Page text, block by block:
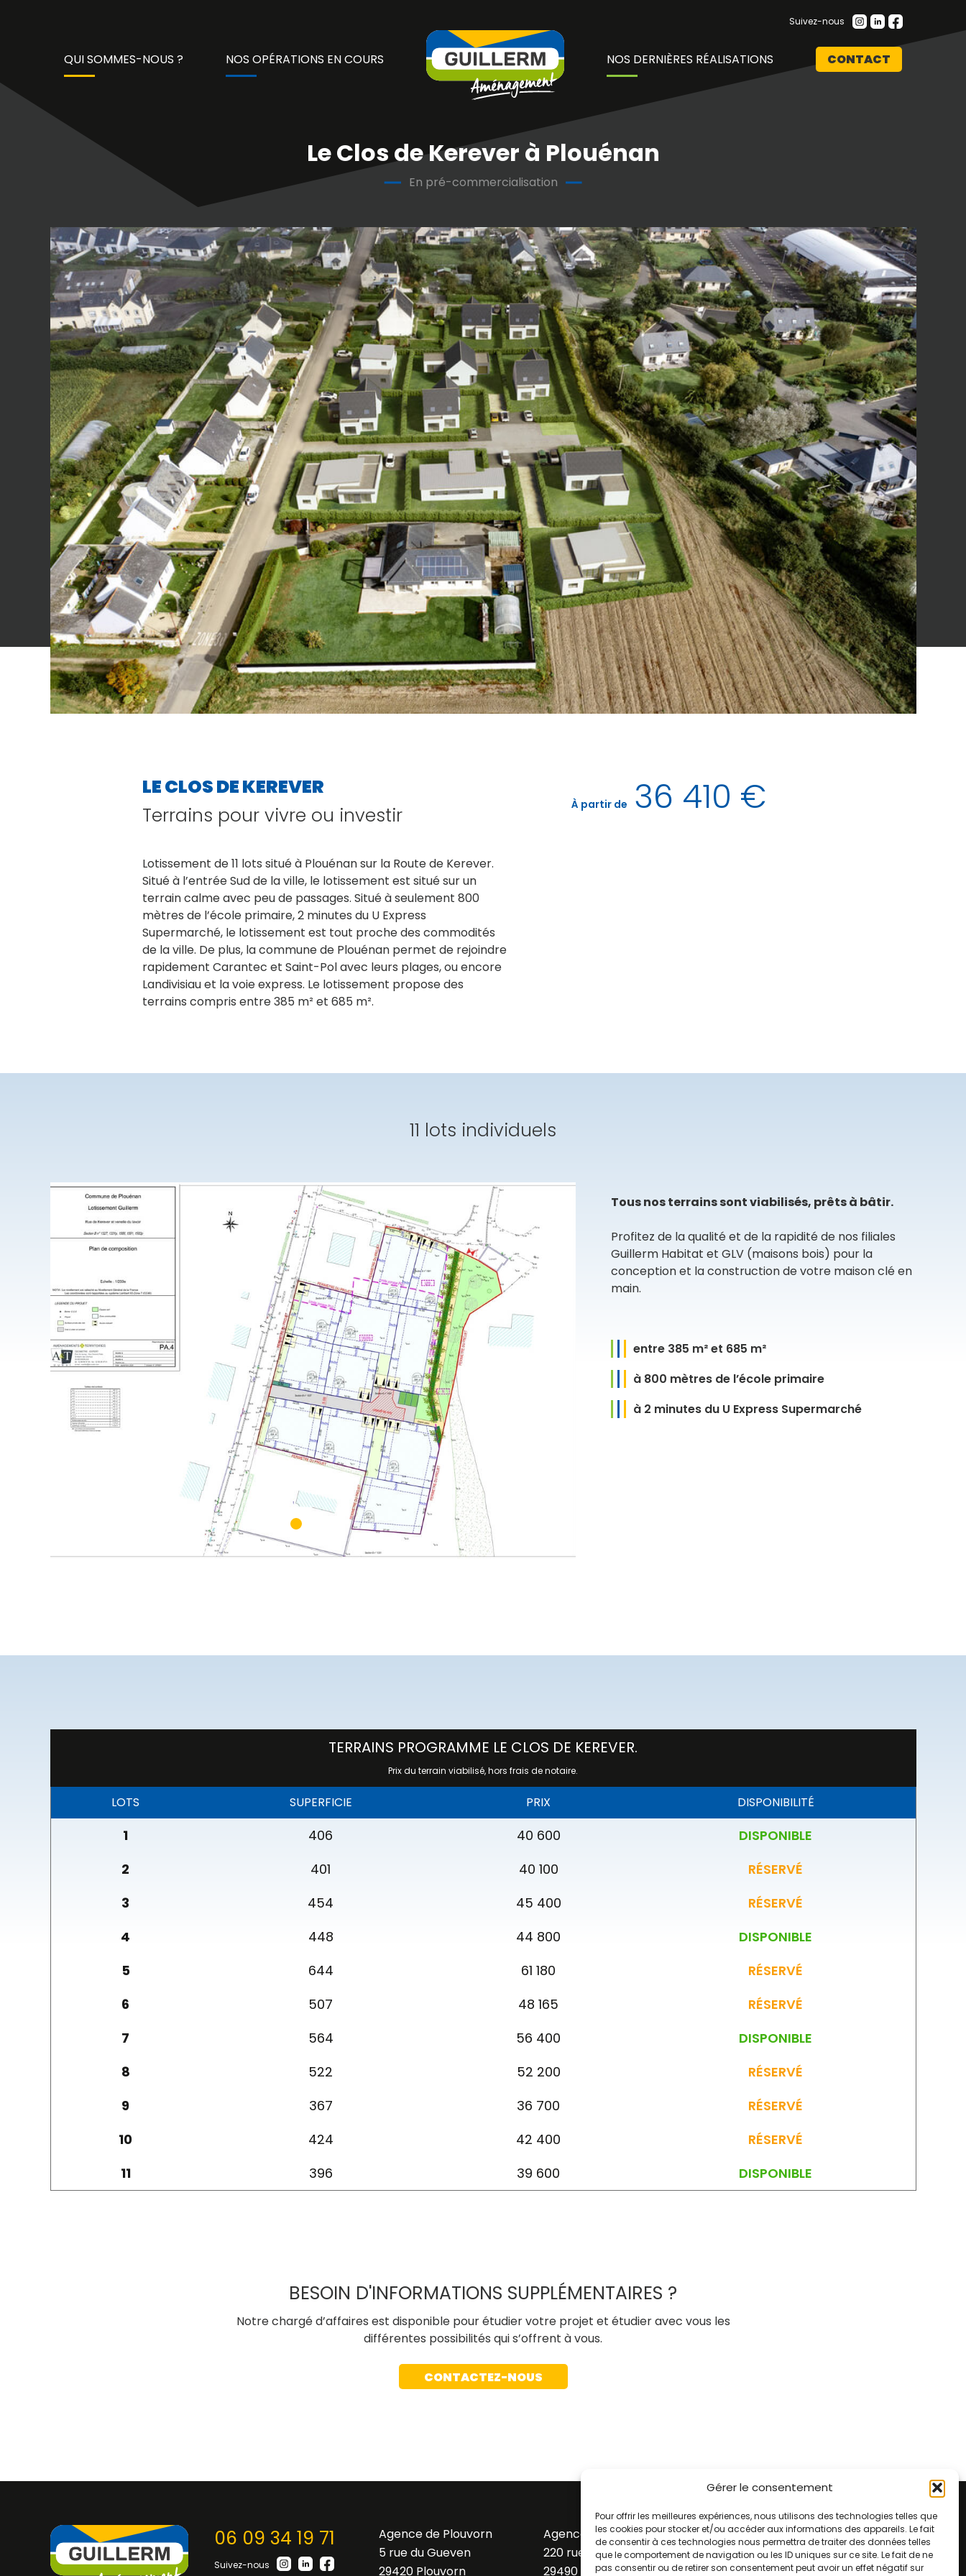
Gérer le consentement
Pour offrir les meilleures expériences, nous utilisons des technologies telles que
les cookies pour stocker et/ou accéder aux informations des appareils. Le fait
de consentir à ces technologies nous permettra de traiter des données telles
que le comportement de navigation ou les ID uniques sur ce site. Le fait de ne
pas consentir ou de retirer son consentement peut avoir un effet négatif sur
Suivez-nous
QUI SOMMES-NOUS ? NOS OPÉRATIONS EN COURS NOS DERNIÈRES RÉALISATIONS CONTACT
Le Clos de Kerever à Plouénan
En pré-commercialisation
LE CLOS DE KEREVER
Terrains pour vivre ou investir
Lotissement de 11 lots situé à Plouénan sur la Route de Kerever.
Situé à l’entrée Sud de la ville, le lotissement est situé sur un
terrain calme avec peu de passages. Situé à seulement 800
mètres de l’école primaire, 2 minutes du U Express
Supermarché, le lotissement est tout proche des commodités
de la ville. De plus, la commune de Plouénan permet de rejoindre
rapidement Carantec et Saint-Pol avec leurs plages, ou encore
Landivisiau et la voie express. Le lotissement propose des
terrains compris entre 385 m² et 685 m².
À partir de 36 410 €
11 lots individuels
Tous nos terrains sont viabilisés, prêts à bâtir.
Profitez de la qualité et de la rapidité de nos filiales
Guillerm Habitat et GLV (maisons bois) pour la
conception et la construction de votre maison clé en
main.
entre 385 m² et 685 m²
à 800 mètres de l’école primaire
à 2 minutes du U Express Supermarché
TERRAINS PROGRAMME LE CLOS DE KEREVER.
Prix du terrain viabilisé, hors frais de notaire.
LOTS SUPERFICIE PRIX DISPONIBILITÉ
1 406 40 600
DISPONIBLE
2
401 40 100
RÉSERVÉ
3
454 45 400
RÉSERVÉ
4
448 44 800
DISPONIBLE
5
644 61 180
RÉSERVÉ
6
507 48 165
RÉSERVÉ
7
564 56 400
DISPONIBLE
8
522 52 200
RÉSERVÉ
9
367 36 700
RÉSERVÉ
10
424 42 400
RÉSERVÉ
11
396 39 600 DISPONIBLE
BESOIN D'INFORMATIONS SUPPLÉMENTAIRES ?
Notre chargé d’affaires est disponible pour étudier votre projet et étudier avec vous les
différentes possibilités qui s’offrent à vous.
CONTACTEZ-NOUS
06 09 34 19 71
Suivez-nous
Agence de Plouvorn
5 rue du Gueven
29420 Plouvorn
Agence de Brest
220 rue Benoîte Groult
29490 Guipavas
Agence de Quimper
2 rue Jacques Cartier
29500 Ergué-Gabéric